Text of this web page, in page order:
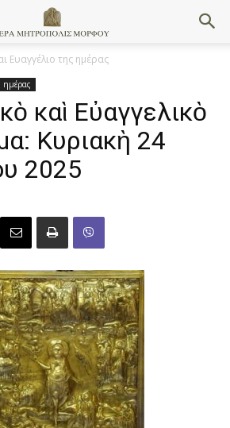
Ευαγγέλιο της ημέρας
ημέρας
καὶ Εὐαγγελικὸ
Κυριακὴ 24
2025